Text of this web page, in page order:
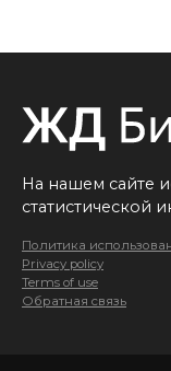
На нашем сайте
статистической
Политика
Privacy policy
Terms of use
Обратная связь